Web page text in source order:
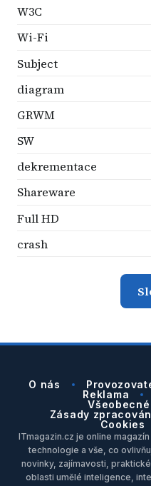
W3C
Wi-Fi
Subject
diagram
GRWM
SW
dekrementace
Shareware
Full HD
crash
O nás
Reklama
Zásady
Cookies
ITmagazin.cz je online
technologie a vše, co
novinky, zajímavosti,
oblasti umělé inteligence,